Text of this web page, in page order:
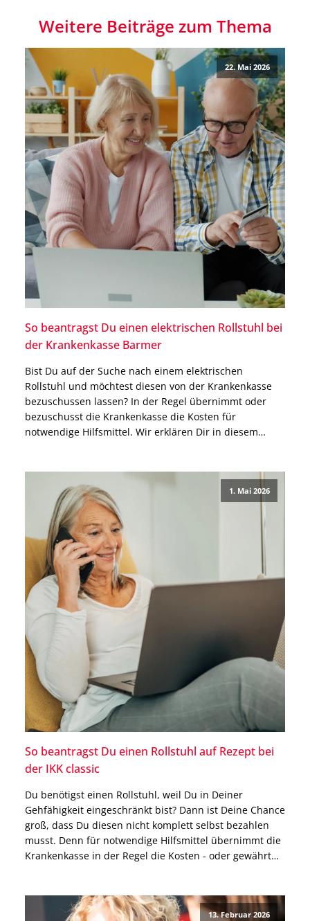
Weitere Beiträge zum Thema
22. Mai 2026
So beantragst Du einen elektrischen Rollstuhl bei
der Krankenkasse Barmer
Bist Du auf der Suche nach einem elektrischen
Rollstuhl und möchtest diesen von der Krankenkasse
bezuschussen lassen? In der Regel übernimmt oder
bezuschusst die Krankenkasse die Kosten für
notwendige Hilfsmittel. Wir erklären Dir in diesem
solltest. Wie beantrage […]
1. Mai 2026
So beantragst Du einen Rollstuhl auf Rezept bei
der IKK classic
Du benötigst einen Rollstuhl, weil Du in Deiner
Gehfähigkeit eingeschränkt bist? Dann ist Deine Chance
groß, dass Du diesen nicht komplett selbst bezahlen
musst. Denn für notwendige Hilfsmittel übernimmt die
Krankenkasse in der Regel die Kosten - oder gewährt
13. Februar 2026